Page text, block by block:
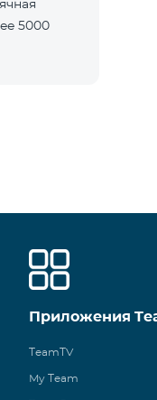
5000
Приложения
TeamTV
My Team